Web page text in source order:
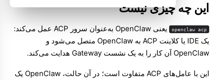
این چه چیزی نیست
openclaw acp
یعنی OpenClaw به‌عنوان سرور ACP عمل می‌کند:
یک IDE یا کلاینت ACP به OpenClaw متصل می‌شود و
OpenClaw آن کار را به یک نشست Gateway هدایت می‌کند.
این با عامل‌های ACP
متفاوت است؛ در آن حالت، OpenClaw یک